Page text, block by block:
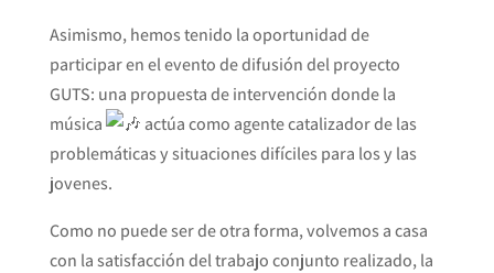
Asimismo, hemos tenido la oportunidad de
participar en el evento de difusión del proyecto
GUTS: una propuesta de intervención donde la
música
actúa como agente catalizador de las
problemáticas y situaciones difíciles para los y las
jovenes.
Como no puede ser de otra forma, volvemos a casa
con la satisfacción del trabajo conjunto realizado, la